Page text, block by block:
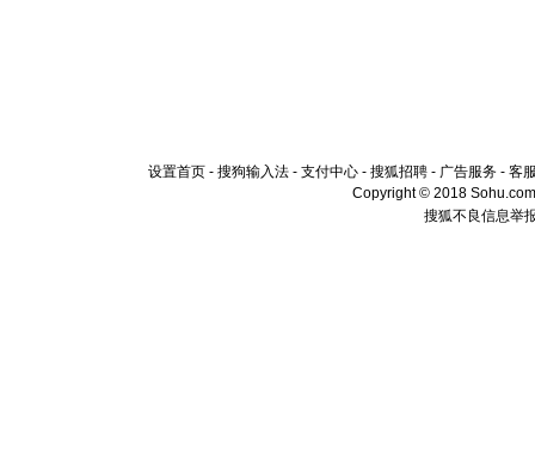
设置首页 - 搜狗输入法 - 支付中心 - 搜狐招聘 - 广告服务 - 客
Copyright © 2018
搜狐不良信息举